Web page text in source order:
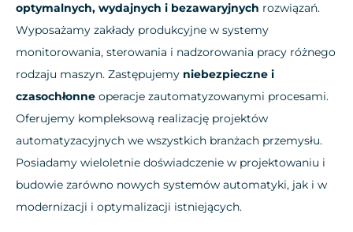
optymalnych, wydajnych i bezawaryjnych rozwiązań.
Wyposażamy zakłady produkcyjne w systemy
monitorowania, sterowania i nadzorowania pracy różnego
rodzaju maszyn. Zastępujemy niebezpieczne i
czasochłonne operacje zautomatyzowanymi procesami.
Oferujemy kompleksową realizację projektów
automatyzacyjnych we wszystkich branżach przemysłu.
Posiadamy wieloletnie doświadczenie w projektowaniu i
budowie zarówno nowych systemów automatyki, jak i w
modernizacji i optymalizacji istniejących.